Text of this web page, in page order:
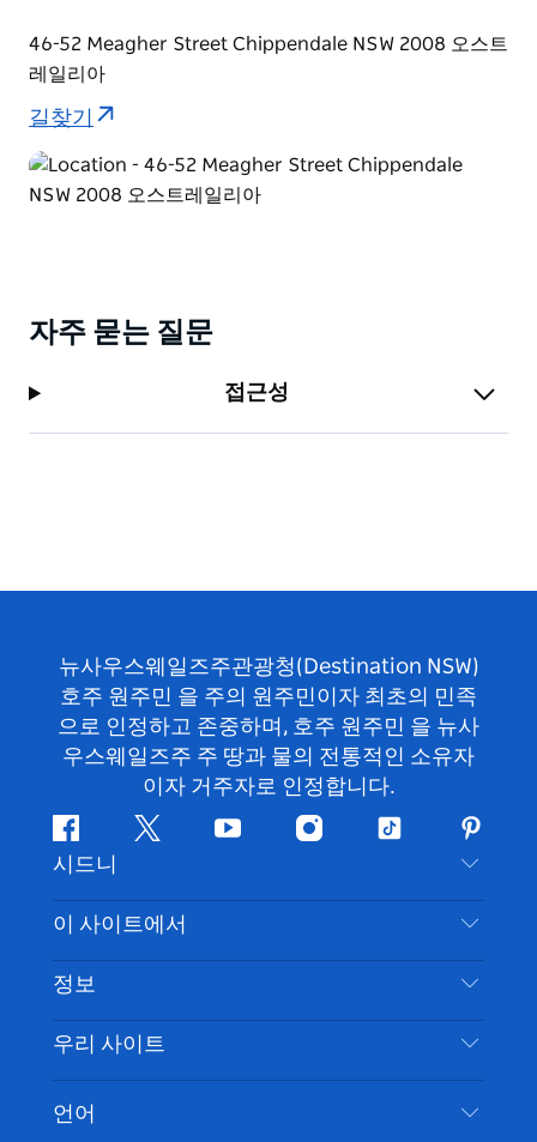
46-52 Meagher Street Chippendale NSW 2008 오스트
레일리아
길찾기
자주 묻는 질문
접근성
뉴사우스웨일즈주관광청(Destination NSW)
호주 원주민 을 주의 원주민이자 최초의 민족
으로 인정하고 존중하며, 호주 원주민 을 뉴사
우스웨일즈주 주 땅과 물의 전통적인 소유자
이자 거주자로 인정합니다.
페
이
스
북
지
귀
다
유
브
인
타
램
틱
핀
터
레
스
트
시드니
문의하기
부인 성명
쿠키 고지
이 사이트에서
목적지
할 일
이벤트
정보
여행 정보
시드니 접근성
귀하의 사업을 등록하세요
우리 사이트
언어